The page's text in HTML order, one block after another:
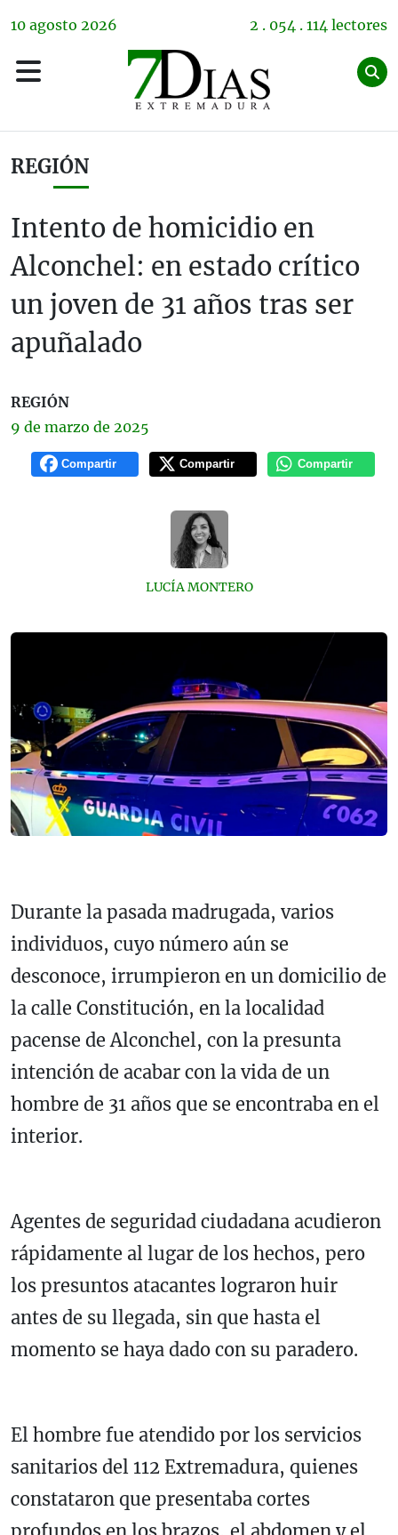
10 agosto 2026 2 . 054 . 114 lectores
REGIÓN
Intento de homicidio en
Alconchel: en estado crítico
un joven de 31 años tras ser
apuñalado
REGIÓN
9 de marzo de 2025
Compartir Compartir Compartir
LUCÍA MONTERO
Durante la pasada madrugada, varios
individuos, cuyo número aún se
desconoce, irrumpieron en un domicilio de
la calle Constitución, en la localidad
pacense de Alconchel, con la presunta
intención de acabar con la vida de un
hombre de 31 años que se encontraba en el
interior.
Agentes de seguridad ciudadana acudieron
rápidamente al lugar de los hechos, pero
los presuntos atacantes lograron huir
antes de su llegada, sin que hasta el
momento se haya dado con su paradero.
El hombre fue atendido por los servicios
sanitarios del 112 Extremadura, quienes
constataron que presentaba cortes